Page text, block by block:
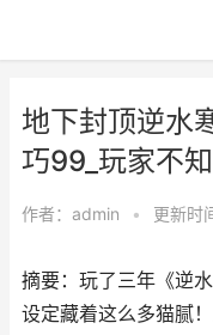
地下封顶逆水
巧99_玩家不知
作者： admin • 更新时
摘要：玩了三年《逆
设定藏着这么多猫腻